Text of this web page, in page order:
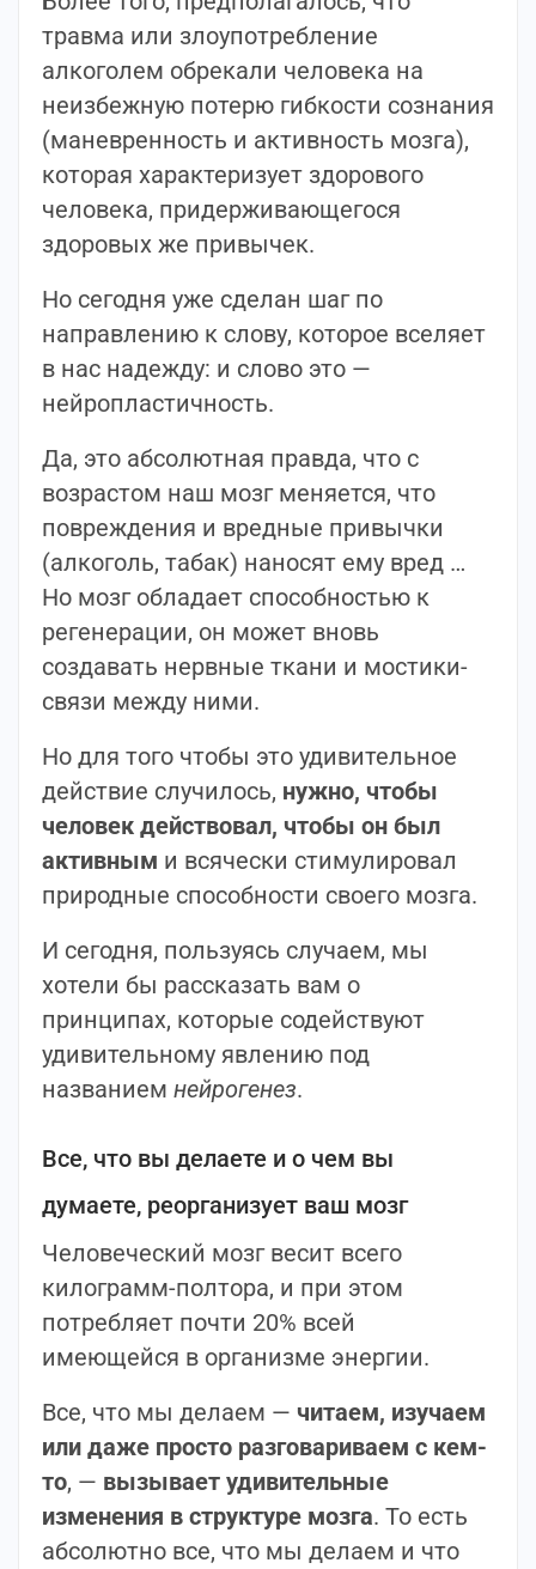
травма или злоупотребление
алкоголем обрекали человека на
неизбежную потерю гибкости сознания
(маневренность и активность мозга),
которая характеризует здорового
человека, придерживающегося
здоровых же привычек.
Но сегодня уже сделан шаг по
направлению к слову, которое вселяет
в нас надежду: и слово это —
нейропластичность.
Да, это абсолютная правда, что с
возрастом наш мозг меняется, что
повреждения и вредные привычки
(алкоголь, табак) наносят ему вред …
Но мозг обладает способностью к
регенерации, он может вновь
создавать нервные ткани и мостики-
связи между ними.
Но для того чтобы это удивительное
действие случилось, нужно, чтобы
человек действовал, чтобы он был
активным и всячески стимулировал
природные способности своего мозга.
И сегодня, пользуясь случаем, мы
хотели бы рассказать вам о
принципах, которые содействуют
удивительному явлению под
названием нейрогенез.
Все, что вы делаете и о чем вы
думаете, реорганизует ваш мозг
Человеческий мозг весит всего
килограмм-полтора, и при этом
потребляет почти 20% всей
имеющейся в организме энергии.
Все, что мы делаем — читаем, изучаем
или даже просто разговариваем с кем-
то, — вызывает удивительные
изменения в структуре мозга. То есть
абсолютно все, что мы делаем и что